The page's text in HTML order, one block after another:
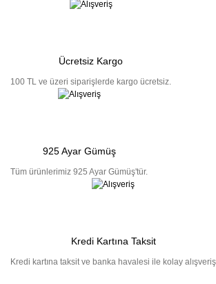
Ücretsiz Kargo
100 TL ve üzeri siparişlerde kargo ücretsiz.
925 Ayar Gümüş
Tüm ürünlerimiz 925 Ayar Gümüş'tür.
Kredi Kartına Taksit
Kredi kartına taksit ve banka havalesi ile kolay alışveriş